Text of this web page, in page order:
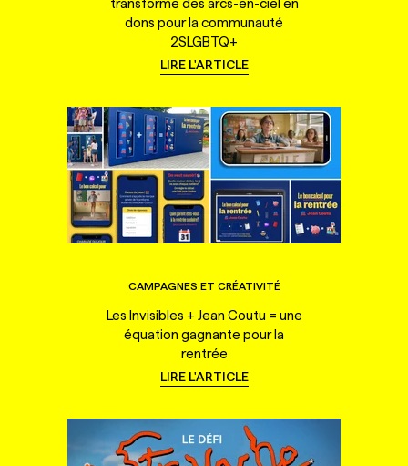
transforme des arcs-en-ciel en
dons pour la communauté
2SLGBTQ+
LIRE L'ARTICLE
CAMPAGNES ET CRÉATIVITÉ
Les Invisibles + Jean Coutu = une
équation gagnante pour la
rentrée
LIRE L'ARTICLE